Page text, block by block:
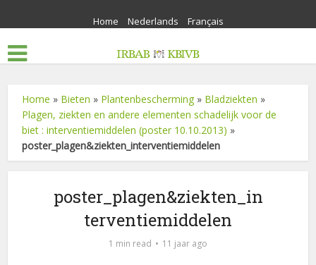
Home Nederlands Français
Home » Bieten » Plantenbescherming » Bladziekten »
Plagen, ziekten en andere elementen schadelijk voor de
biet : interventiemiddelen (poster 10.10.2013) »
poster_plagen&ziekten_interventiemiddelen
poster_plagen&ziekten_in
terventiemiddelen
1 min read 11 jaar ago